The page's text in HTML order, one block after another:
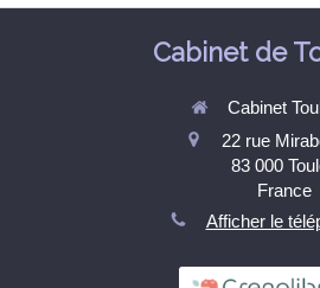
Cabinet de
Cabinet
22 rue
83 000
France
Afficher le